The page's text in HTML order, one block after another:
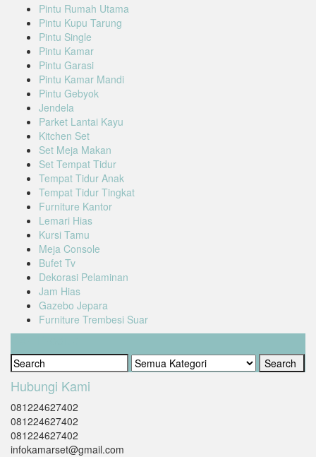
Pintu Rumah Utama
Pintu Kupu Tarung
Pintu Single
Pintu Kamar
Pintu Garasi
Pintu Kamar Mandi
Pintu Gebyok
Jendela
Parket Lantai Kayu
Kitchen Set
Set Meja Makan
Set Tempat Tidur
Tempat Tidur Anak
Tempat Tidur Tingkat
Furniture Kantor
Lemari Hias
Kursi Tamu
Meja Console
Bufet Tv
Dekorasi Pelaminan
Jam Hias
Gazebo Jepara
Furniture Trembesi Suar
Cari Produk
Hubungi Kami
081224627402
081224627402
081224627402
infokamarset@gmail.com